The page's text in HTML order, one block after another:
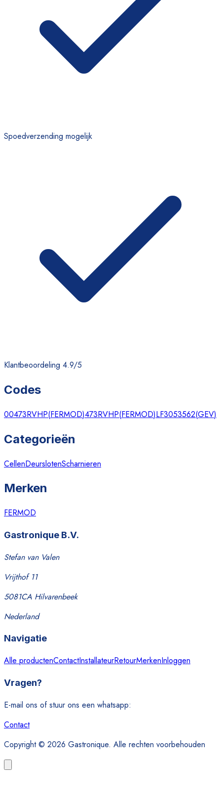
Spoedverzending mogelijk
Klantbeoordeling 4.9/5
Codes
00473RVHP(FERMOD)473RVHP(FERMOD)LF3053562(GEV)
Categorieën
CellenDeurslotenScharnieren
Merken
FERMOD
Gastronique B.V.
Stefan van Valen
Vrijthof 11
5081CA Hilvarenbeek
Nederland
Navigatie
Alle productenContactInstallateurRetourMerkenInloggen
Vragen?
E-mail ons of stuur ons een whatsapp:
Contact
Copyright © 2026 Gastronique. Alle rechten voorbehouden